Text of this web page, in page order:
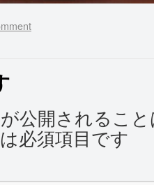
公開されるこ
必須項目です